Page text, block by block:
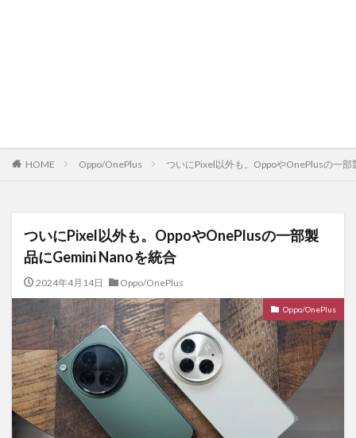
HOME Oppo/OnePlus ついにPixel以外も。OppoやOnePlusの一
ついにPixel以外も。OppoやOnePlusの一部製
品にGemini Nanoを統合
2024年4月14日 Oppo/OnePlus
Oppo/OnePlus